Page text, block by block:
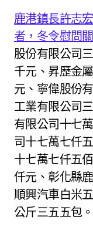
鹿港鎮長許志宏
者，冬令慰問
股份有限公司
千元、昇歷金
元、寧偉股份
工業有限公司
有限公司十七
司十七萬七仟
十七萬七仟五
仟元、彰化縣
順興汽車白米
公斤三五五包。